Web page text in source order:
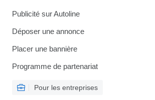
Publicité sur Autoline
Déposer une annonce
Placer une bannière
Programme de partenariat
Pour les entreprises